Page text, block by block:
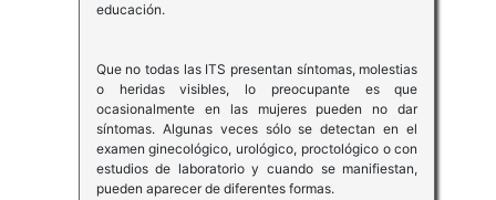
educación.
Que no todas las ITS presentan síntomas, molestias
o heridas visibles, lo preocupante es que
ocasionalmente en las mujeres pueden no dar
síntomas. Algunas veces sólo se detectan en el
examen ginecológico, urológico, proctológico o con
estudios de laboratorio y cuando se manifiestan,
pueden aparecer de diferentes formas.